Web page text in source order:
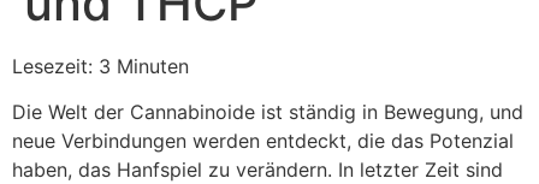
Lesezeit: 3 Minuten
Die Welt der Cannabinoide ist ständig in Bewegung, und
neue Verbindungen werden entdeckt, die das Potenzial
haben, das Hanfspiel zu verändern. In letzter Zeit sind